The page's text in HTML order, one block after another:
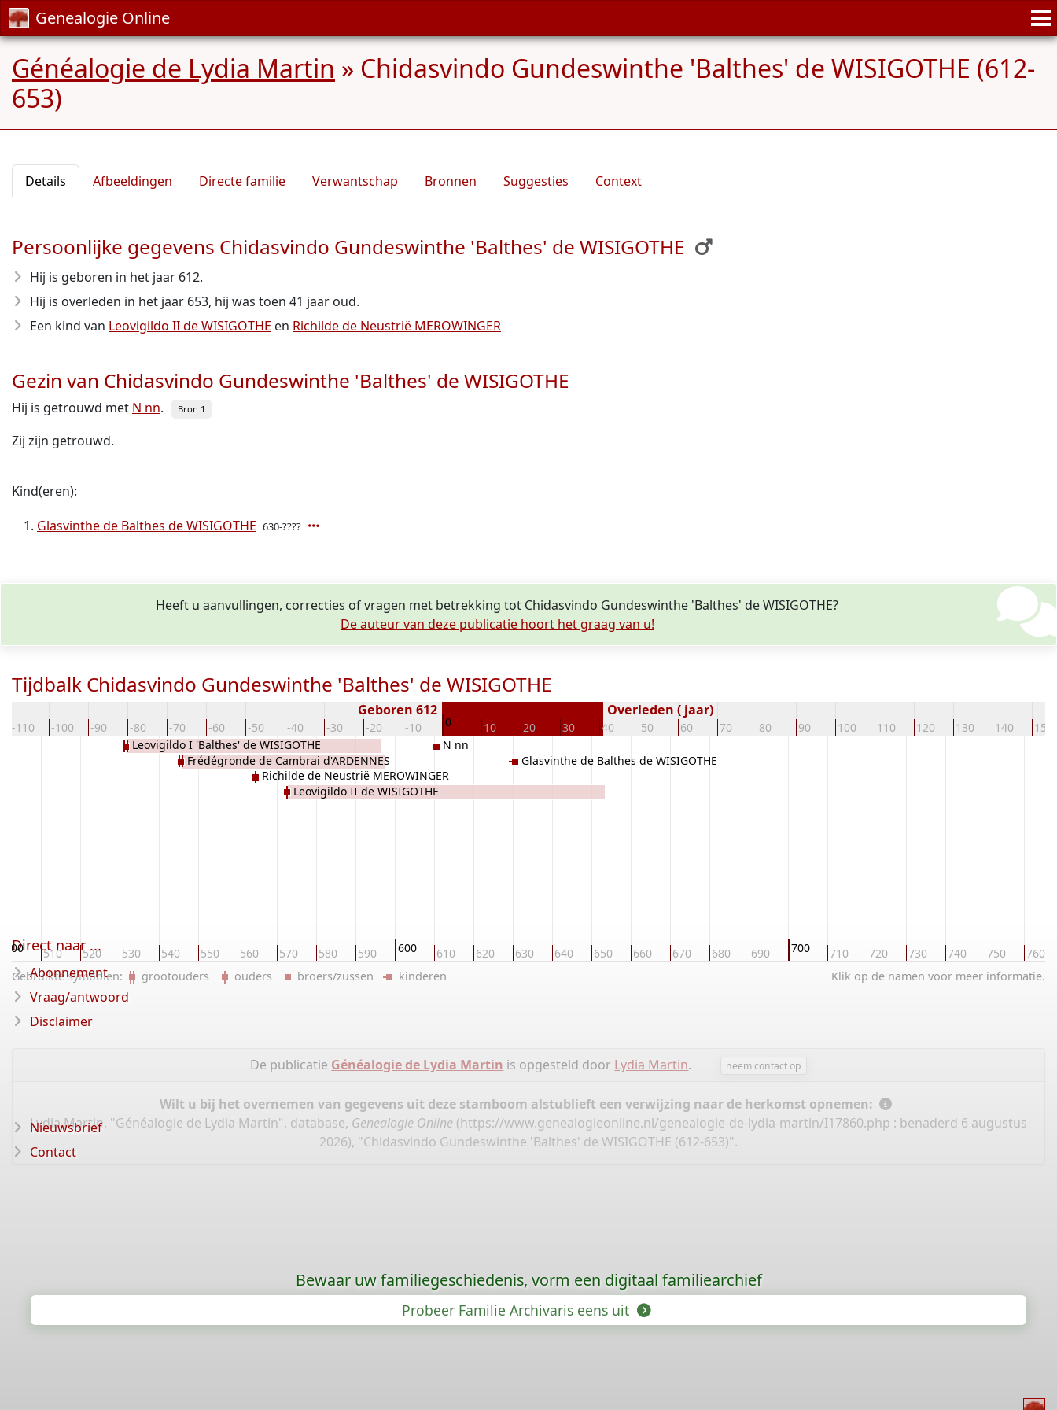
Genealogie Online
Généalogie de Lydia Martin » Chidasvindo Gundeswinthe 'Balthes' de WISIGOTHE (612-
653)
Details Afbeeldingen Directe familie Verwantschap Bronnen Suggesties Context
Persoonlijke gegevens Chidasvindo Gundeswinthe 'Balthes' de WISIGOTHE
Hij is geboren in het jaar 612.
Hij is overleden in het jaar 653, hij was toen 41 jaar oud.
Een kind van Leovigildo II de WISIGOTHE en Richilde de Neustrië MEROWINGER
Gezin van Chidasvindo Gundeswinthe 'Balthes' de WISIGOTHE
Hij is getrouwd met N nn. Bron 1
Zij zijn getrouwd.
Kind(eren):
Glasvinthe de Balthes de WISIGOTHE 630-????
Heeft u aanvullingen, correcties of vragen met betrekking tot Chidasvindo Gundeswinthe 'Balthes' de WISIGOTHE?
De auteur van deze publicatie hoort het graag van u!
Tijdbalk Chidasvindo Gundeswinthe 'Balthes' de WISIGOTHE
-110 -100 -90 -80 -70 -60 -50 -40 -30 -20 -10 0 10 20 30 40 50 60 70 80 90 100 110 120 130 140 150
Geboren 612 Overleden ( jaar)
500 510 520 530 540 550 560 570 580 590 600 610 620 630 640 650 660 670 680 690 700 710 720 730 740 750 760
Leovigildo I 'Balthes' de WISIGOTHE
Frédégronde de Cambrai d'ARDENNES
Richilde de Neustrië MEROWINGER
Leovigildo II de WISIGOTHE
N nn
Glasvinthe de Balthes de WISIGOTHE
Klik op de namen voor meer informatie.
Gebruikte symbolen: grootouders ouders broers/zussen kinderen
De publicatie Généalogie de Lydia Martin is opgesteld door Lydia Martin. neem contact op
Wilt u bij het overnemen van gegevens uit deze stamboom alstublieft een verwijzing naar de herkomst opnemen:
Lydia Martin, "Généalogie de Lydia Martin", database, Genealogie Online (https://www.genealogieonline.nl/genealogie-de-lydia-martin/I17860.php : benaderd 6 augustus
2026), "Chidasvindo Gundeswinthe 'Balthes' de WISIGOTHE (612-653)".
Direct naar ...
Abonnement
Vraag/antwoord
Disclaimer
Nieuwsbrief
Contact
Bewaar uw familiegeschiedenis, vorm een digitaal familiearchief
Probeer Familie Archivaris eens uit